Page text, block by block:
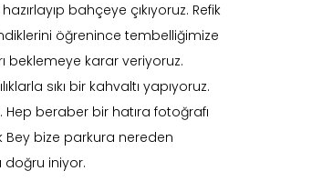
bahçeye çıkıyoruz. Refik
öğrenince tembelliğimize
beklemeye karar veriyoruz.
sıkı bir kahvaltı yapıyoruz.
Hep beraber bir hatıra fotoğrafı
Bey bize parkura nereden
doğru iniyor.